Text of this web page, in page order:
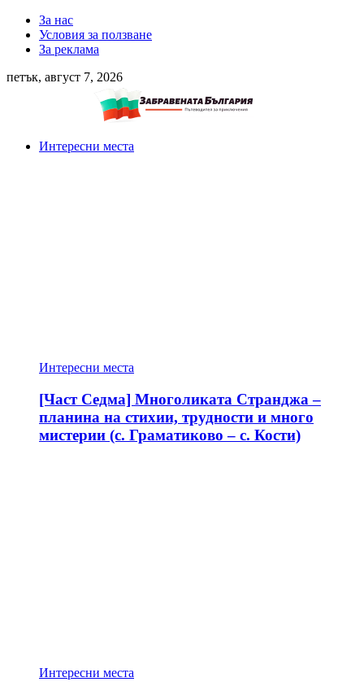
За нас
Условия за ползване
За реклама
петък, август 7, 2026
Интересни места
Интересни места
[Част Седма] Многоликата Странджа –
планина на стихии, трудности и много
мистерии (с. Граматиково – с. Кости)
Интересни места